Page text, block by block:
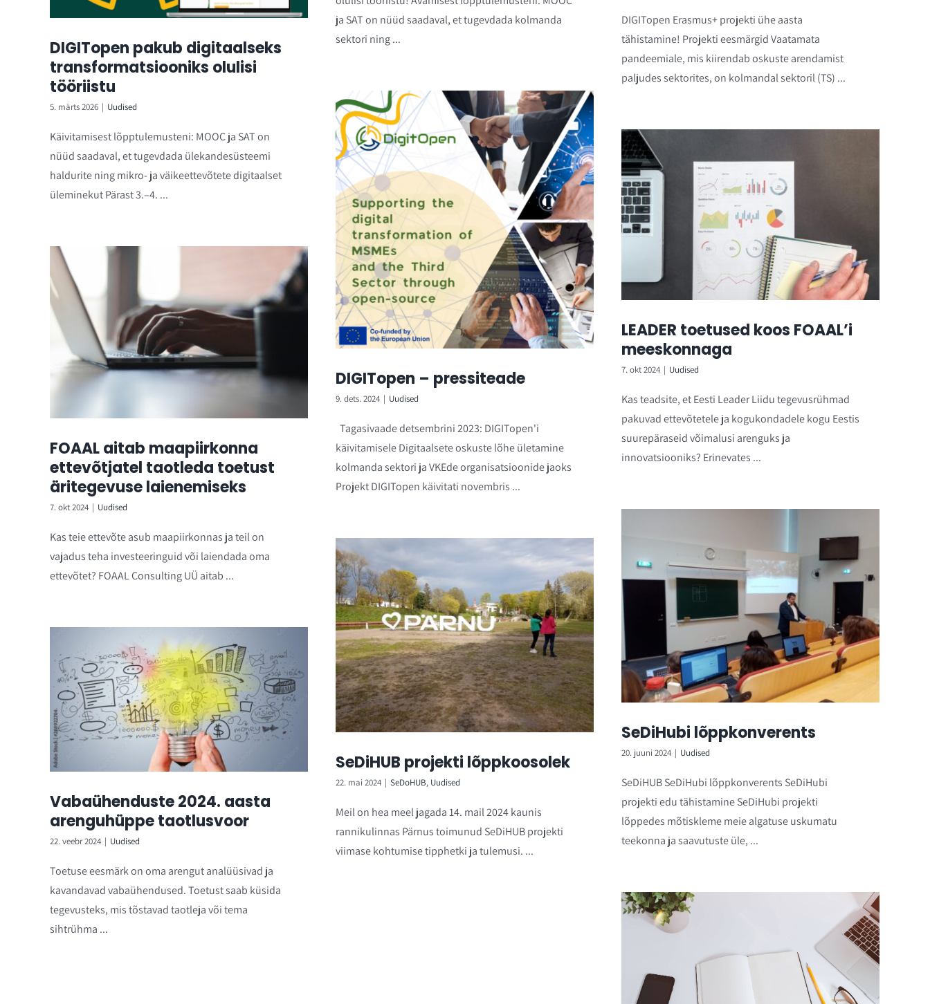
DIGITopen pakub digitaalseks
transformatsiooniks olulisi
tööriistu
5. märts 2026 | Uudised
Käivitamisest lõpptulemusteni: MOOC ja SAT on
nüüd saadaval, et tugevdada ülekandesüsteemi
haldurite ning mikro- ja väikeettevõtete digitaalset
üleminekut Pärast 3.–4. ...
ja SAT on nüüd saadaval, et tugevdada kolmanda
sektori ning ...
DIGITopen Erasmus+ projekti ühe aasta
tähistamine! Projekti eesmärgid Vaatamata
pandeemiale, mis kiirendab oskuste arendamist
paljudes sektorites, on kolmandal sektoril (TS) ...
DIGITopen – pressiteade
9. dets. 2024 | Uudised
Tagasivaade detsembrini 2023: DIGITopen'i
käivitamisele Digitaalsete oskuste lõhe ületamine
kolmanda sektori ja VKEde organisatsioonide jaoks
Projekt DIGITopen käivitati novembris ...
LEADER toetused koos FOAAL’i
meeskonnaga
7. okt 2024 | Uudised
Kas teadsite, et Eesti Leader Liidu tegevusrühmad
pakuvad ettevõtetele ja kogukondadele kogu Eestis
suurepäraseid võimalusi arenguks ja
innovatsiooniks? Erinevates ...
FOAAL aitab maapiirkonna
ettevõtjatel taotleda toetust
äritegevuse laienemiseks
7. okt 2024 | Uudised
Kas teie ettevõte asub maapiirkonnas ja teil on
vajadus teha investeeringuid või laiendada oma
ettevõtet? FOAAL Consulting UÜ aitab ...
SeDiHubi lõppkonverents
20. juuni 2024 | Uudised
SeDiHUB SeDiHubi lõppkonverents SeDiHubi
projekti edu tähistamine SeDiHubi projekti
lõppedes mõtiskleme meie algatuse uskumatu
teekonna ja saavutuste üle, ...
SeDiHUB projekti lõppkoosolek
22. mai 2024 | SeDoHUB, Uudised
Meil on hea meel jagada 14. mail 2024 kaunis
rannikulinnas Pärnus toimunud SeDiHUB projekti
viimase kohtumise tipphetki ja tulemusi. ...
Vabaühenduste 2024. aasta
arenguhüppe taotlusvoor
22. veebr 2024 | Uudised
Toetuse eesmärk on oma arengut analüüsivad ja
kavandavad vabaühendused. Toetust saab küsida
tegevusteks, mis tõstavad taotleja või tema
sihtrühma ...